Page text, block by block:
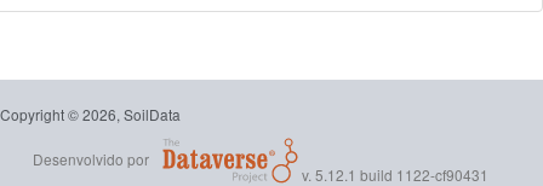
Copyright © 2026, SoilData
Desenvolvido por
v. 5.12.1 build 1122-cf90431